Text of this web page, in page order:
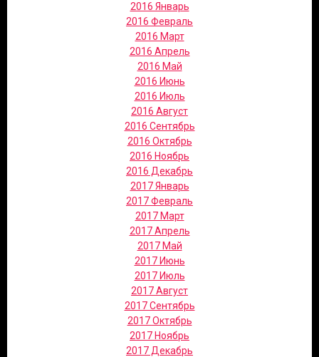
2016 Январь
2016 Февраль
2016 Март
2016 Апрель
2016 Май
2016 Июнь
2016 Июль
2016 Август
2016 Сентябрь
2016 Октябрь
2016 Ноябрь
2016 Декабрь
2017 Январь
2017 Февраль
2017 Март
2017 Апрель
2017 Май
2017 Июнь
2017 Июль
2017 Август
2017 Сентябрь
2017 Октябрь
2017 Ноябрь
2017 Декабрь